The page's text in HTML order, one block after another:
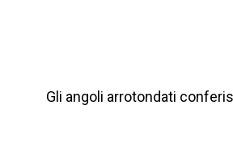
Gli angoli arrotondati